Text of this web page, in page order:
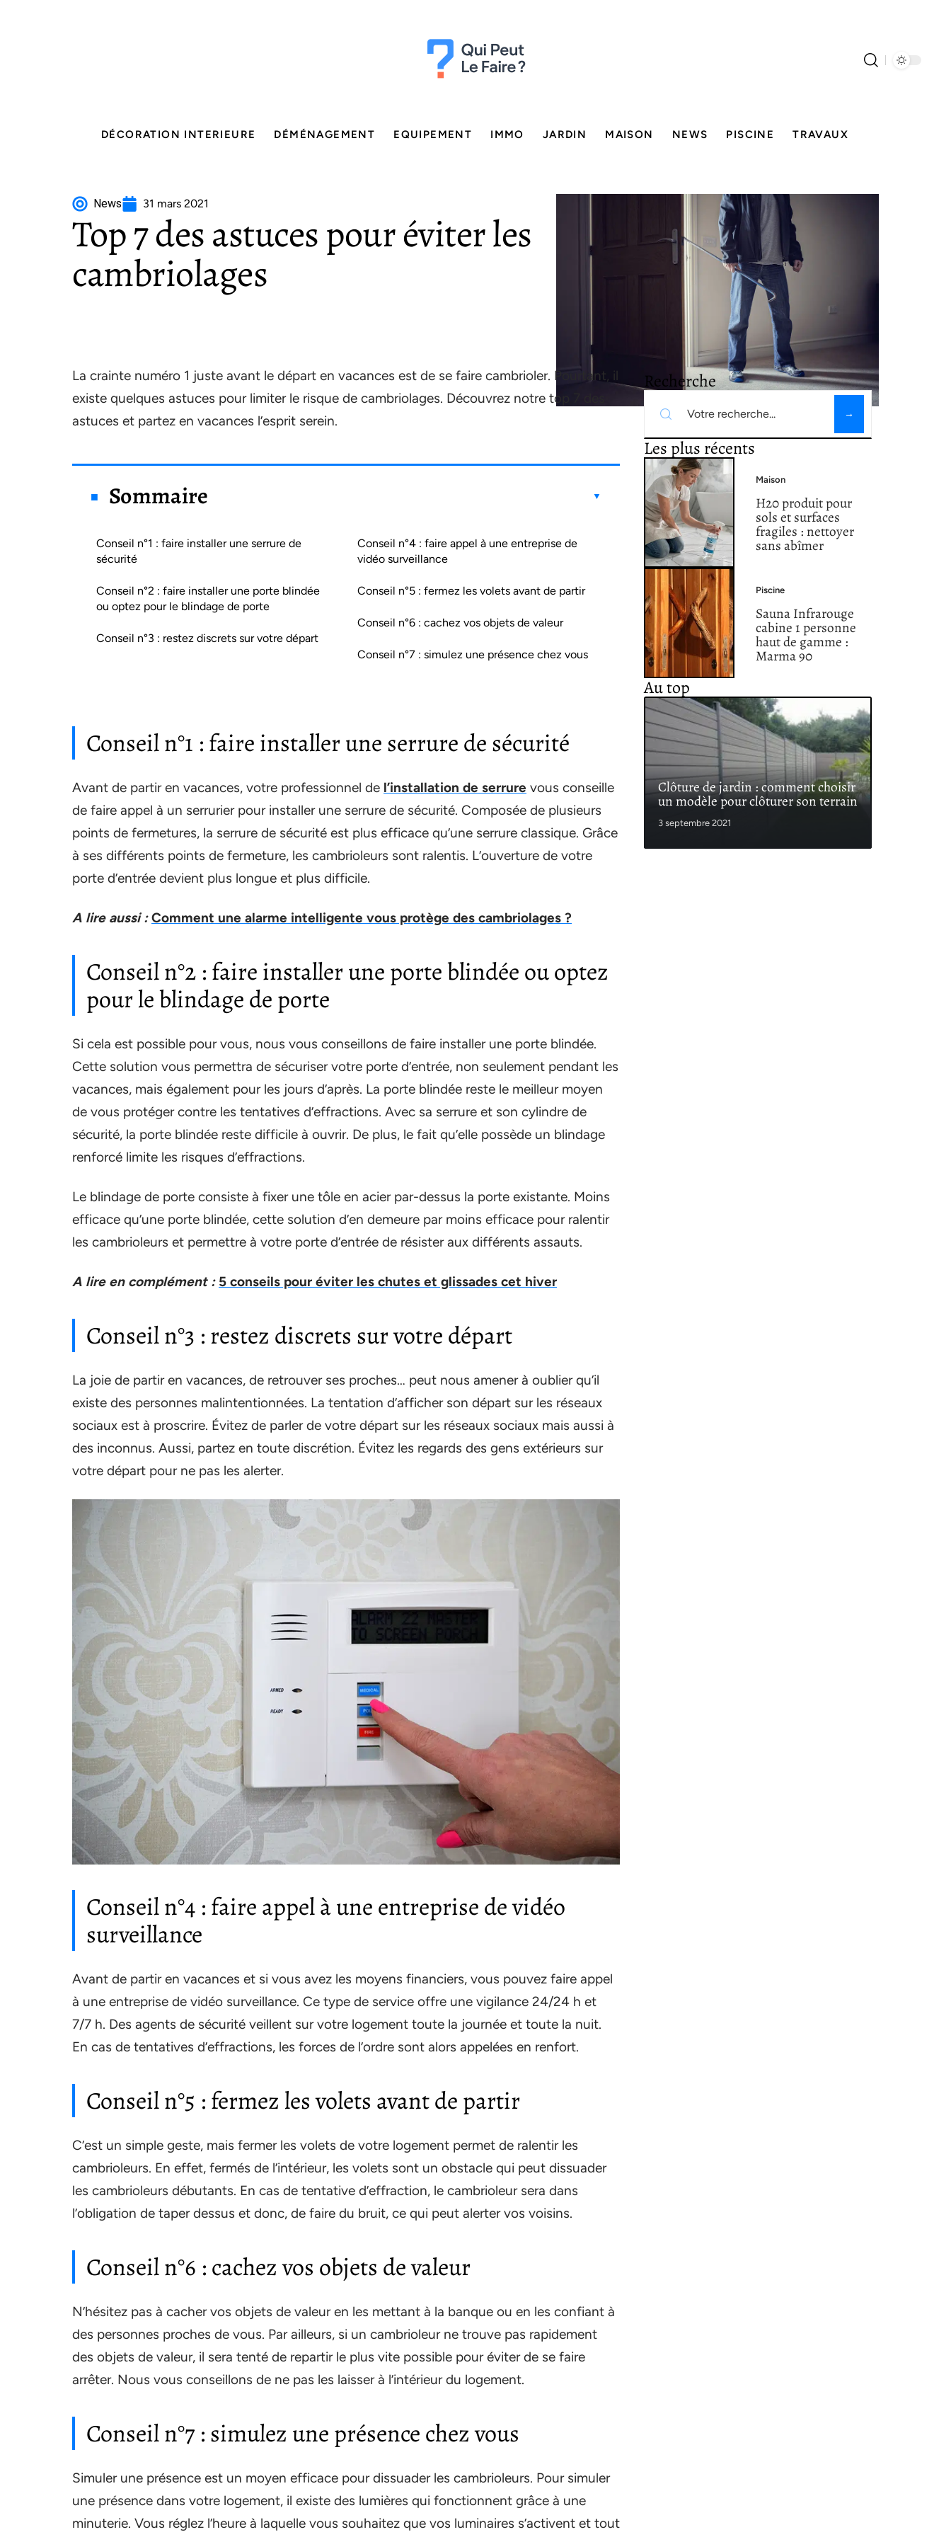
DÉCORATION INTERIEURE DÉMÉNAGEMENT EQUIPEMENT IMMO JARDIN MAISON NEWS PISCINE TRAVAUX
News 31 mars 2021
Top 7 des astuces pour éviter les
cambriolages
La crainte numéro 1 juste avant le départ en vacances est de se faire cambrioler. Pourtant, il
existe quelques astuces pour limiter le risque de cambriolages. Découvrez notre top 7 des
astuces et partez en vacances l’esprit serein.
Sommaire
Conseil n°1 : faire installer une serrure de
sécurité
Conseil n°2 : faire installer une porte blindée
ou optez pour le blindage de porte
Conseil n°3 : restez discrets sur votre départ
Conseil n°4 : faire appel à une entreprise de
vidéo surveillance
Conseil n°5 : fermez les volets avant de partir
Conseil n°6 : cachez vos objets de valeur
Conseil n°7 : simulez une présence chez vous
Conseil n°1 : faire installer une serrure de sécurité
Avant de partir en vacances, votre professionnel de l’installation de serrure vous conseille
de faire appel à un serrurier pour installer une serrure de sécurité. Composée de plusieurs
points de fermetures, la serrure de sécurité est plus efficace qu’une serrure classique. Grâce
à ses différents points de fermeture, les cambrioleurs sont ralentis. L’ouverture de votre
porte d’entrée devient plus longue et plus difficile.
A lire aussi : Comment une alarme intelligente vous protège des cambriolages ?
Conseil n°2 : faire installer une porte blindée ou optez
pour le blindage de porte
Si cela est possible pour vous, nous vous conseillons de faire installer une porte blindée.
Cette solution vous permettra de sécuriser votre porte d’entrée, non seulement pendant les
vacances, mais également pour les jours d’après. La porte blindée reste le meilleur moyen
de vous protéger contre les tentatives d’effractions. Avec sa serrure et son cylindre de
sécurité, la porte blindée reste difficile à ouvrir. De plus, le fait qu’elle possède un blindage
renforcé limite les risques d’effractions.
Le blindage de porte consiste à fixer une tôle en acier par-dessus la porte existante. Moins
efficace qu’une porte blindée, cette solution d’en demeure par moins efficace pour ralentir
les cambrioleurs et permettre à votre porte d’entrée de résister aux différents assauts.
A lire en complément : 5 conseils pour éviter les chutes et glissades cet hiver
Conseil n°3 : restez discrets sur votre départ
La joie de partir en vacances, de retrouver ses proches… peut nous amener à oublier qu’il
existe des personnes malintentionnées. La tentation d’afficher son départ sur les réseaux
sociaux est à proscrire. Évitez de parler de votre départ sur les réseaux sociaux mais aussi à
des inconnus. Aussi, partez en toute discrétion. Évitez les regards des gens extérieurs sur
votre départ pour ne pas les alerter.
Conseil n°4 : faire appel à une entreprise de vidéo
surveillance
Avant de partir en vacances et si vous avez les moyens financiers, vous pouvez faire appel
à une entreprise de vidéo surveillance. Ce type de service offre une vigilance 24/24 h et
7/7 h. Des agents de sécurité veillent sur votre logement toute la journée et toute la nuit.
En cas de tentatives d’effractions, les forces de l’ordre sont alors appelées en renfort.
Conseil n°5 : fermez les volets avant de partir
C’est un simple geste, mais fermer les volets de votre logement permet de ralentir les
cambrioleurs. En effet, fermés de l’intérieur, les volets sont un obstacle qui peut dissuader
les cambrioleurs débutants. En cas de tentative d’effraction, le cambrioleur sera dans
l’obligation de taper dessus et donc, de faire du bruit, ce qui peut alerter vos voisins.
Conseil n°6 : cachez vos objets de valeur
N’hésitez pas à cacher vos objets de valeur en les mettant à la banque ou en les confiant à
des personnes proches de vous. Par ailleurs, si un cambrioleur ne trouve pas rapidement
des objets de valeur, il sera tenté de repartir le plus vite possible pour éviter de se faire
arrêter. Nous vous conseillons de ne pas les laisser à l’intérieur du logement.
Conseil n°7 : simulez une présence chez vous
Simuler une présence est un moyen efficace pour dissuader les cambrioleurs. Pour simuler
une présence dans votre logement, il existe des lumières qui fonctionnent grâce à une
minuterie. Vous réglez l’heure à laquelle vous souhaitez que vos luminaires s’activent et tout
Recherche
Les plus récents
Maison
H20 produit pour
sols et surfaces
fragiles : nettoyer
sans abîmer
Piscine
Sauna Infrarouge
cabine 1 personne
haut de gamme :
Marma 90
Au top
Clôture de jardin : comment choisir
un modèle pour clôturer son terrain
3 septembre 2021